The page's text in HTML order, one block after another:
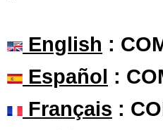
English :
Español :
Français :